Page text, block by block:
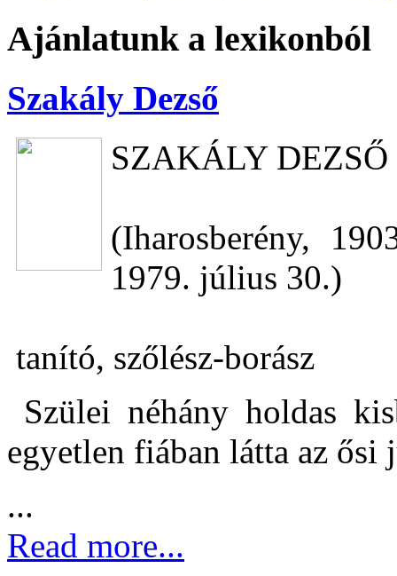
Ajánlatunk a lexikonból
Szakály Dezső
SZAKÁLY DEZSŐ
(Iharosberény,
1979. július 30.)
tanító, szőlész-borász
Szülei néhány holdas
egyetlen fiában látta az ősi
...
Read more...